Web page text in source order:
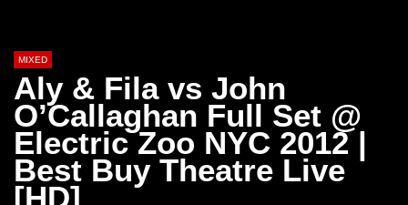
Später
Barbara Lago @ Kappa
THEMBA @
MIXED
Aly & Fila vs John
O’Callaghan Full Set @
Electric Zoo NYC 2012 |
Best Buy Theatre Live
[HD]